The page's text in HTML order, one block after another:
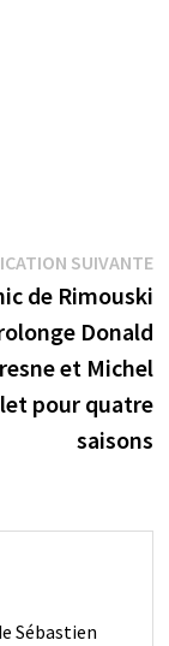
SUIVANTE
de Rimouski
Donald
et Michel
pour quatre
saisons
Sébastien